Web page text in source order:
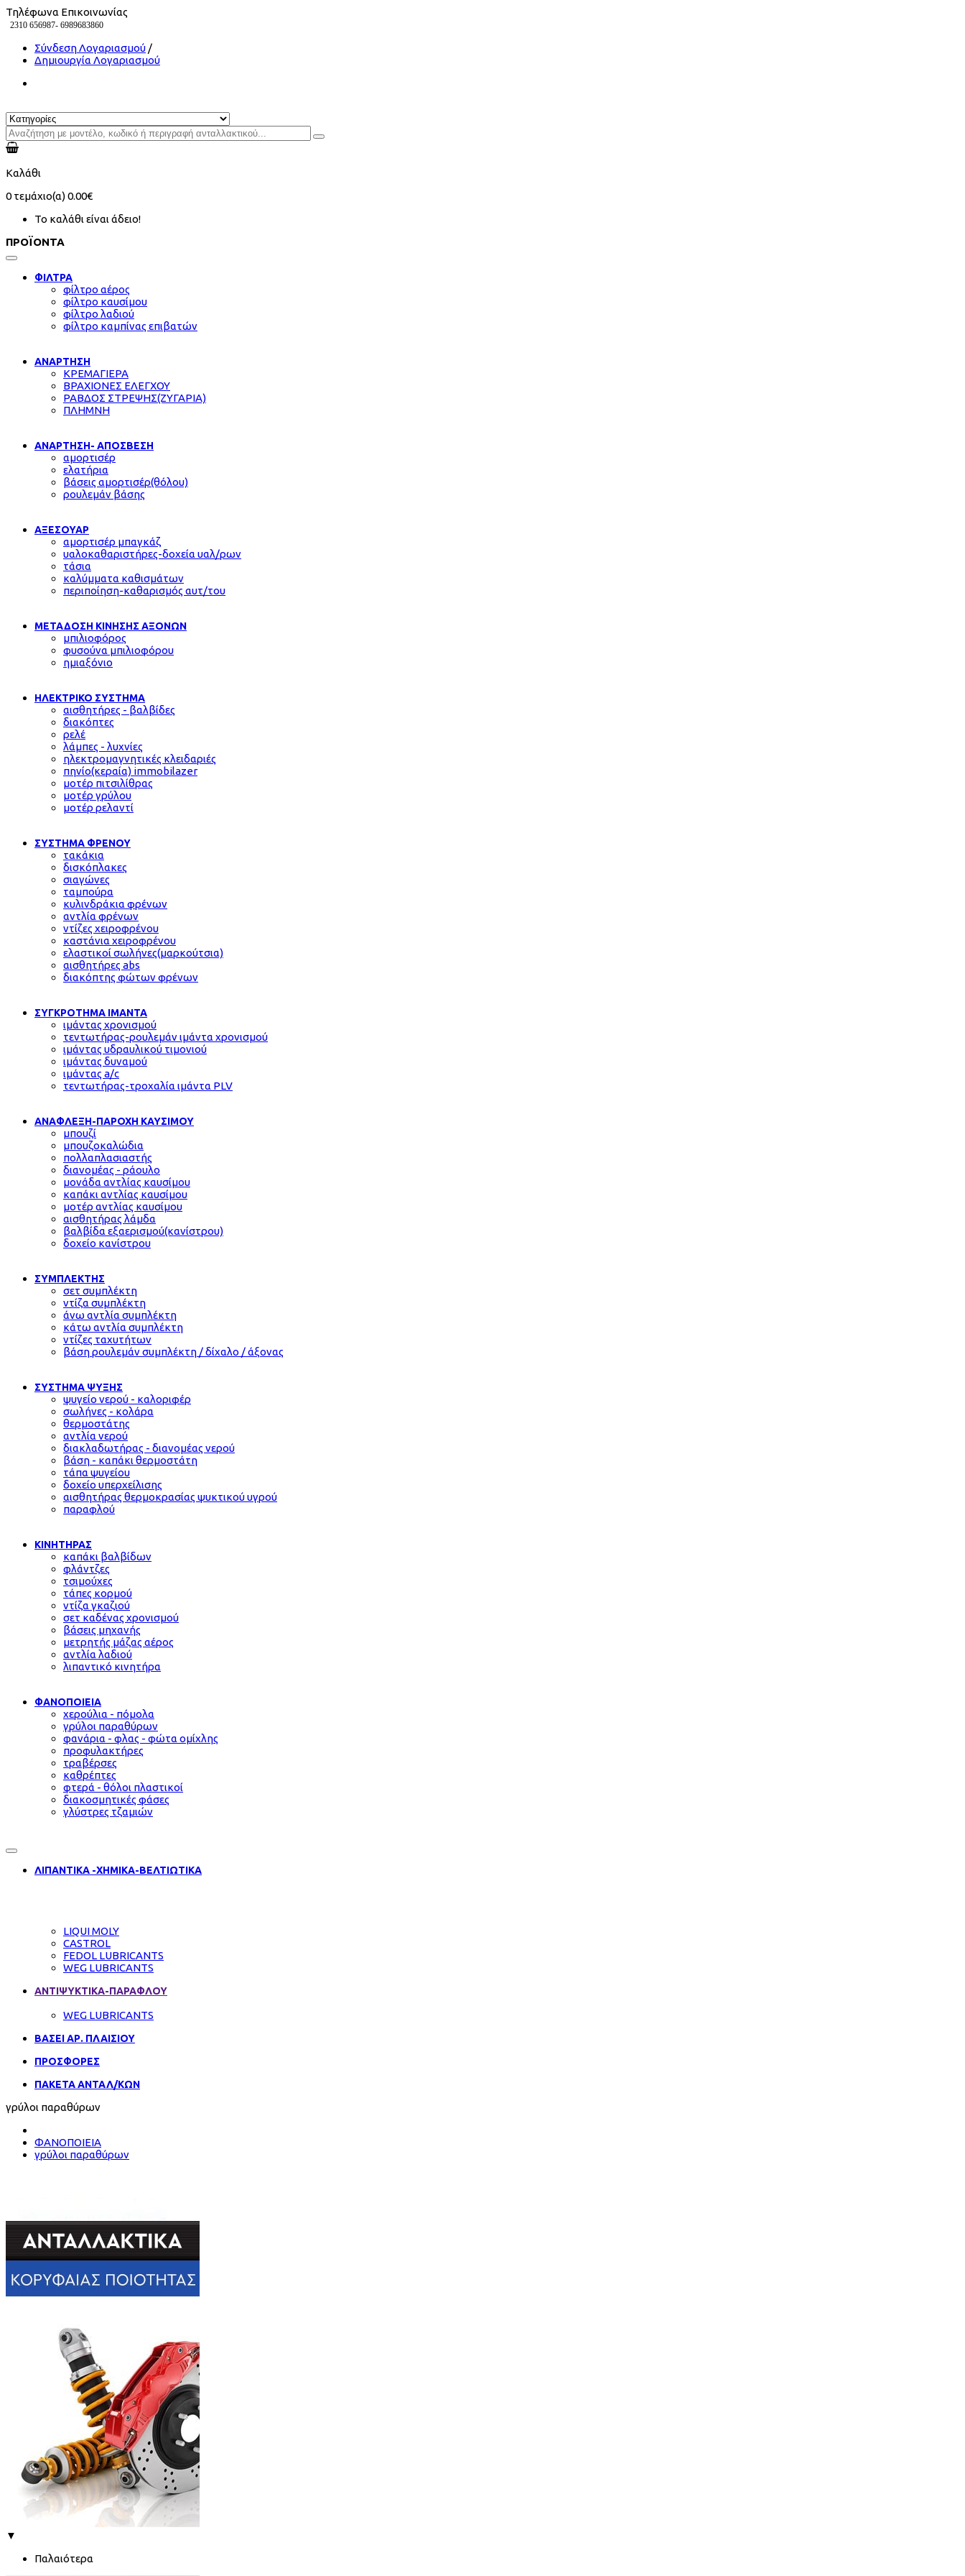
Τηλέφωνα Επικοινωνίας
2310 656987- 6989683860
Σύνδεση Λογαριασμού /
Δημιουργία Λογαριασμού
Καλάθι
0τεμάχιο(α)0.00€
Το καλάθι είναι άδειο!
ΠΡΟΪΟΝΤΑ
ΦΙΛΤΡΑ
φίλτρο αέρος
φίλτρο καυσίμου
φίλτρο λαδιού
φίλτρο καμπίνας επιβατών
ΑΝΑΡΤΗΣΗ
ΚΡΕΜΑΓΙΕΡΑ
ΒΡΑΧΙΟΝΕΣ ΕΛΕΓΧΟΥ
ΡΑΒΔΟΣ ΣΤΡΕΨΗΣ(ΖΥΓΑΡΙΑ)
ΠΛΗΜΝΗ
ΑΝΑΡΤΗΣΗ- ΑΠΟΣΒΕΣΗ
αμορτισέρ
ελατήρια
βάσεις αμορτισέρ(θόλου)
ρουλεμάν βάσης
ΑΞΕΣΟΥΑΡ
αμορτισέρ μπαγκάζ
υαλοκαθαριστήρες-δοχεία υαλ/ρων
τάσια
καλύμματα καθισμάτων
περιποίηση-καθαρισμός αυτ/του
ΜΕΤΑΔΟΣΗ ΚΙΝΗΣΗΣ ΑΞΟΝΩΝ
μπιλιοφόρος
φυσούνα μπιλιοφόρου
ημιαξόνιο
ΗΛΕΚΤΡΙΚΟ ΣΥΣΤΗΜΑ
αισθητήρες - βαλβίδες
διακόπτες
ρελέ
λάμπες - λυχνίες
ηλεκτρομαγνητικές κλειδαριές
πηνίο(κεραία) immobilazer
μοτέρ πιτσιλίθρας
μοτέρ γρύλου
μοτέρ ρελαντί
ΣΥΣΤΗΜΑ ΦΡΕΝΟΥ
τακάκια
δισκόπλακες
σιαγώνες
ταμπούρα
κυλινδράκια φρένων
αντλία φρένων
ντίζες χειροφρένου
καστάνια χειροφρένου
ελαστικοί σωλήνες(μαρκούτσια)
αισθητήρες abs
διακόπτης φώτων φρένων
ΣΥΓΚΡΟΤΗΜΑ ΙΜΑΝΤΑ
ιμάντας χρονισμού
τεντωτήρας-ρουλεμάν ιμάντα χρονισμού
ιμάντας υδραυλικού τιμονιού
ιμάντας δυναμού
ιμάντας a/c
τεντωτήρας-τροχαλία ιμάντα PLV
ΑΝΑΦΛΕΞΗ-ΠΑΡΟΧΗ ΚΑΥΣΙΜΟΥ
μπουζί
μπουζοκαλώδια
πολλαπλασιαστής
διανομέας - ράουλο
μονάδα αντλίας καυσίμου
καπάκι αντλίας καυσίμου
μοτέρ αντλίας καυσίμου
αισθητήρας λάμδα
βαλβίδα εξαερισμού(κανίστρου)
δοχείο κανίστρου
ΣΥΜΠΛΕΚΤΗΣ
σετ συμπλέκτη
ντίζα συμπλέκτη
άνω αντλία συμπλέκτη
κάτω αντλία συμπλέκτη
ντίζες ταχυτήτων
βάση ρουλεμάν συμπλέκτη / δίχαλο / άξονας
ΣΥΣΤΗΜΑ ΨΥΞΗΣ
ψυγείο νερού - καλοριφέρ
σωλήνες - κολάρα
θερμοστάτης
αντλία νερού
διακλαδωτήρας - διανομέας νερού
βάση - καπάκι θερμοστάτη
τάπα ψυγείου
δοχείο υπερχείλισης
αισθητήρας θερμοκρασίας ψυκτικού υγρού
παραφλού
ΚΙΝΗΤΗΡΑΣ
καπάκι βαλβίδων
φλάντζες
τσιμούχες
τάπες κορμού
ντίζα γκαζιού
σετ καδένας χρονισμού
βάσεις μηχανής
μετρητής μάζας αέρος
αντλία λαδιού
λιπαντικό κινητήρα
ΦΑΝΟΠΟΙΕΙΑ
χερούλια - πόμολα
γρύλοι παραθύρων
φανάρια - φλας - φώτα ομίχλης
προφυλακτήρες
τραβέρσες
καθρέπτες
φτερά - θόλοι πλαστικοί
διακοσμητικές φάσες
γλύστρες τζαμιών
ΛΙΠΑΝΤΙΚΑ -ΧΗΜΙΚΑ-ΒΕΛΤΙΩΤΙΚΑ
LIQUI MOLY
CASTROL
FEDOL LUBRICANTS
WEG LUBRICANTS
ΑΝΤΙΨΥΚΤΙΚΑ-ΠΑΡΑΦΛΟΥ
WEG LUBRICANTS
ΒΑΣΕΙ ΑΡ. ΠΛΑΙΣΙΟΥ
ΠΡΟΣΦΟΡΕΣ
ΠΑΚΕΤΑ ΑΝΤΑΛ/ΚΩΝ
γρύλοι παραθύρων
ΦΑΝΟΠΟΙΕΙΑ
γρύλοι παραθύρων
▼
Παλαιότερα